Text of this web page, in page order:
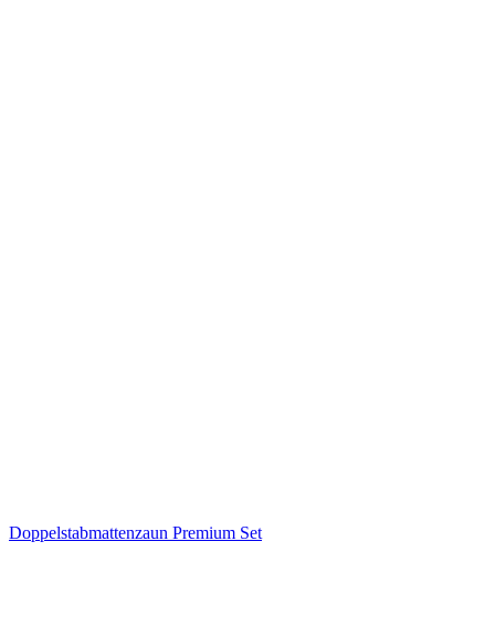
Doppelstabmattenzaun Premium Set